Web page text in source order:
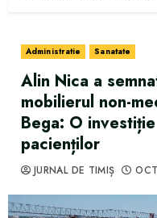
Administratie Sanatate
Alin Nica a
mobilierul non-
Bega: O
pacienților
JURNAL DE TIMIȘ